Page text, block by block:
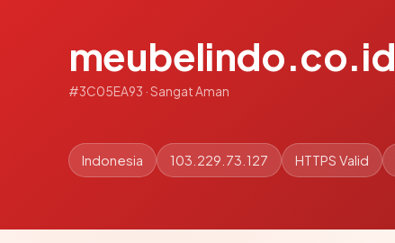
meubelindo.co.id
#3C05EA93 · Sangat Aman
Indonesia 103.229.73.127 HTTPS Valid